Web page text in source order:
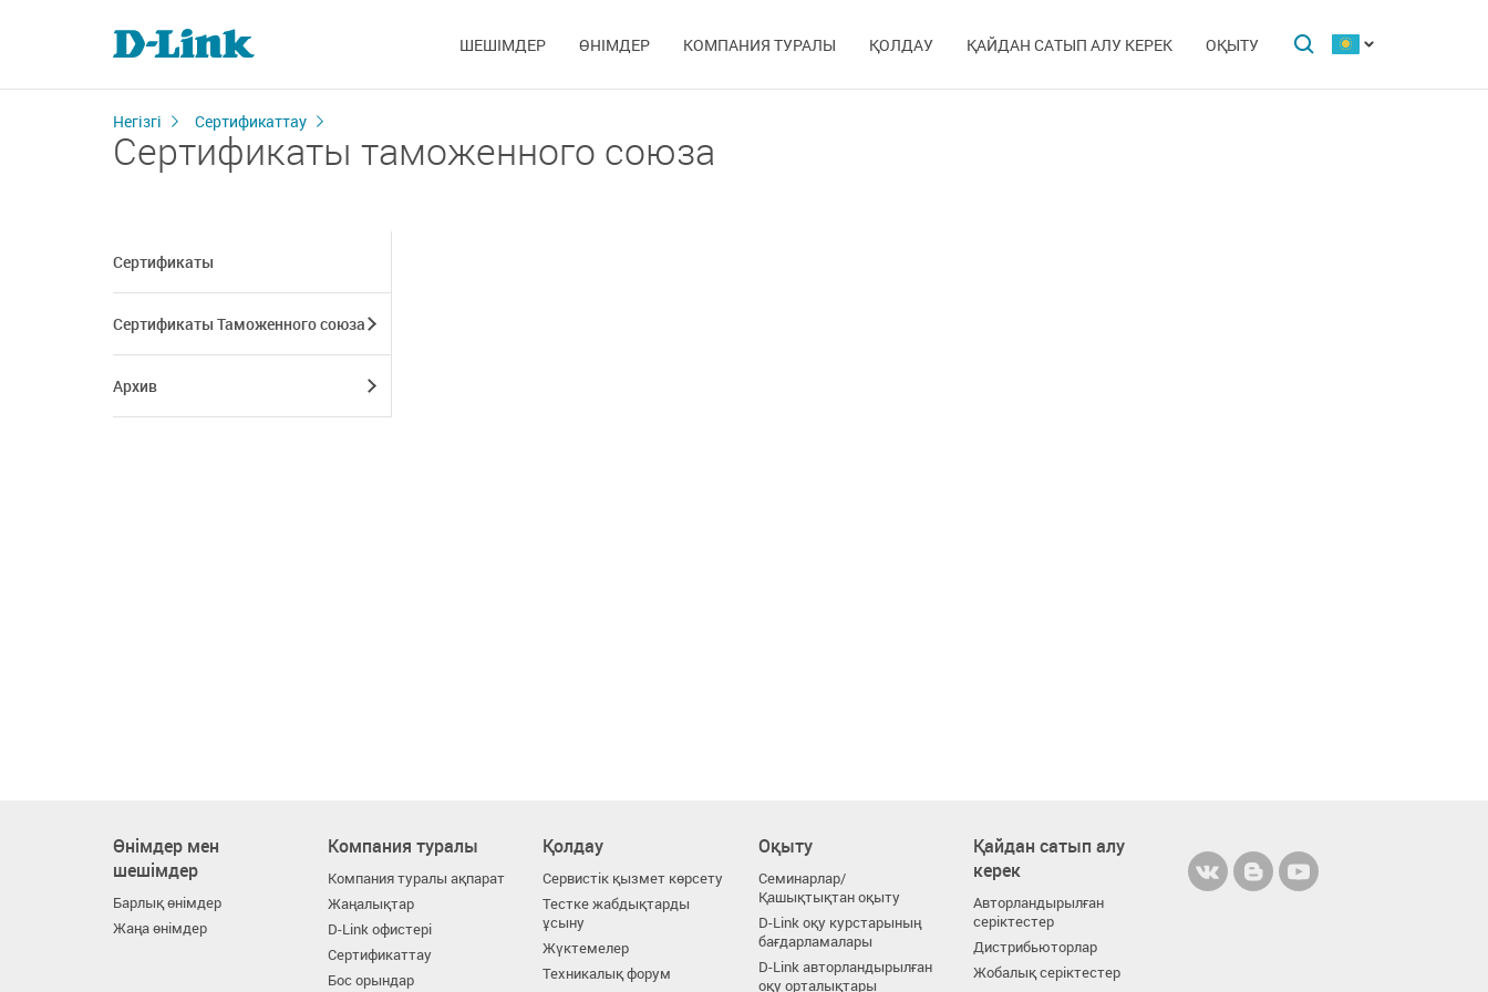
ШЕШІМДЕР ӨНІМДЕР КОМПАНИЯ ТУРАЛЫ ҚОЛДАУ ҚАЙДАН САТЫП АЛУ КЕРЕК ОҚЫТУ
Негізгі Сертификаттау
Сертификаты таможенного союза
Сертификаты
Сертификаты Таможенного союза
Архив
Өнімдер мен
шешімдер
Барлық өнімдер
Жаңа өнімдер
Компания туралы
Компания туралы ақпарат
Жаңалықтар
D-Link офистері
Сертификаттау
Бос орындар
Қолдау
Сервистік қызмет көрсету
Тестке жабдықтарды
ұсыну
Жүктемелер
Техникалық форум
Оқыту
Семинарлар/
Қашықтықтан оқыту
D-Link оқу курстарының
бағдарламалары
D-Link авторландырылған
оқу орталықтары
Қайдан сатып алу
керек
Авторландырылған
серіктестер
Дистрибьюторлар
Жобалық серіктестер